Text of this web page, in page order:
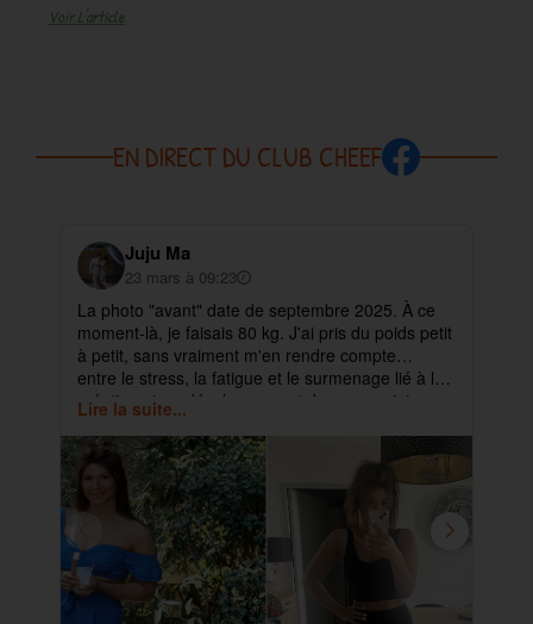
Voir L'article
EN DIRECT DU CLUB CHEEF
Juju Ma
23 mars à 09:23
La photo "avant" date de septembre 2025. À ce
moment-là, je faisais 80 kg. J'ai pris du poids petit
à petit, sans vraiment m'en rendre compte…
entre le stress, la fatigue et le surmenage lié à la
création et au développement de mes projets.
Lire la suite...